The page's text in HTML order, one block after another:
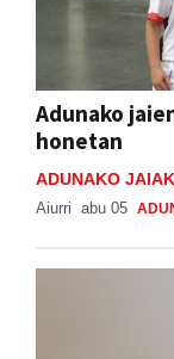
Adunako
honetan
ADUNAKO
Aiurri abu 05